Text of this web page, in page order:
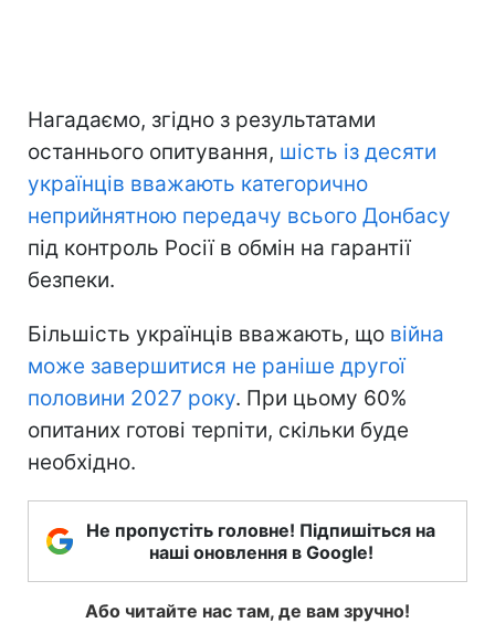
Нагадаємо, згідно з результатами
останнього опитування, шість із десяти
українців вважають категорично
неприйнятною передачу всього Донбасу
під контроль Росії в обмін на гарантії
безпеки.
Більшість українців вважають, що війна
може завершитися не раніше другої
половини 2027 року. При цьому 60%
опитаних готові терпіти, скільки буде
необхідно.
Не пропустіть головне! Підпишіться на
наші оновлення в Google!
Або читайте нас там, де вам зручно!